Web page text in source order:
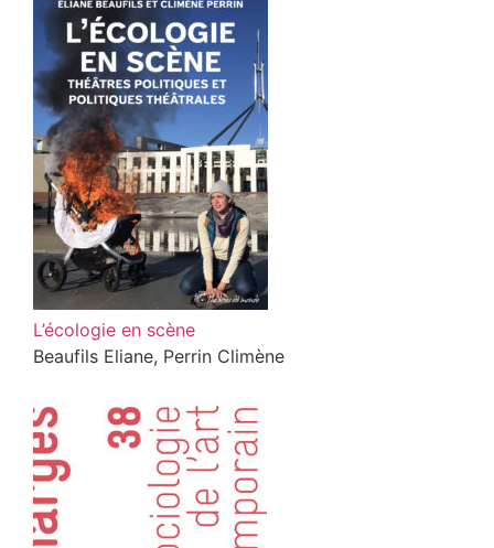
L’écologie en scène
Beaufils Eliane, Perrin Climène